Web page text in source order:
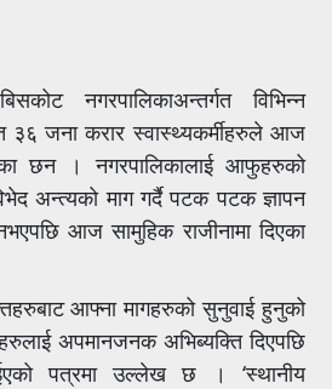
नगरपालिकाअन्तर्गत विभिन्न
३६ जना करार स्वास्थ्यकर्मीहरुले आज
छन । नगरपालिकालाई आफुहरुको
अन्त्यको माग गर्दै पटक पटक ज्ञापन
आज सामुहिक राजीनामा दिएका
आफ्ना मागहरुको सुनुवाई हुनुको
अपमानजनक अभिब्यक्ति दिएपछि
पत्रमा उल्लेख छ । ‘स्थानीय